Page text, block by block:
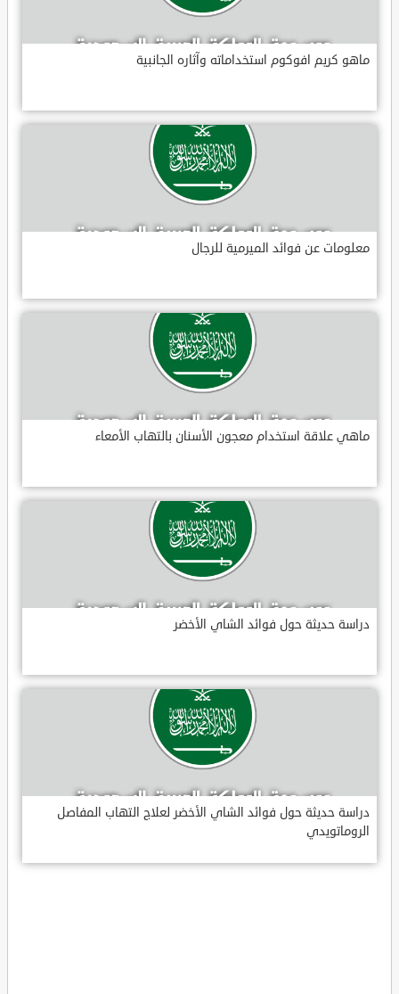
ماهو كريم افوكوم استخداماته وآثاره الجانبية
معلومات عن فوائد الميرمية للرجال
ماهي علاقة استخدام معجون الأسنان بالتهاب الأمعاء
دراسة حديثة حول فوائد الشاي الأخضر
دراسة حديثة حول فوائد الشاي الأخضر لعلاج التهاب المفاصل
الروماتويدي